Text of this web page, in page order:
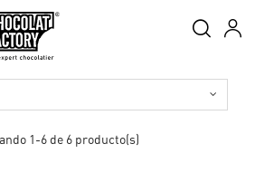
1-6 de 6 producto(s)